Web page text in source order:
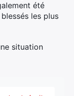
été
les plus
situation